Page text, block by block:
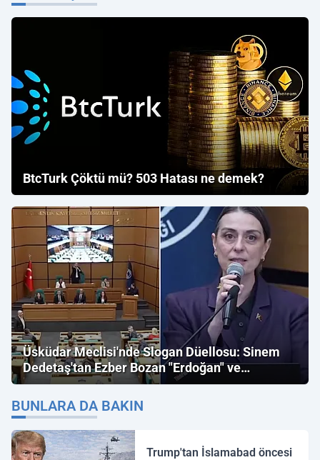
BtcTurk Çöktü mü? 503 Hatası ne demek?
Üsküdar Meclisi'nde Slogan Düellosu: Sinem
Dedetaş'tan Ezber Bozan "Erdoğan" ve
"İmamoğlu" Çıkışı!
BUNLARA DA BAKIN
Trump'tan İslamabad öncesi